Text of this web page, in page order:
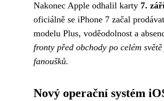
Nakonec Apple odhalil karty 7.
oficiálně se iPhone 7 začal
modelu Plus, voděodolnost a
fronty před obchody po celém
fanoušků.
Nový operační systém